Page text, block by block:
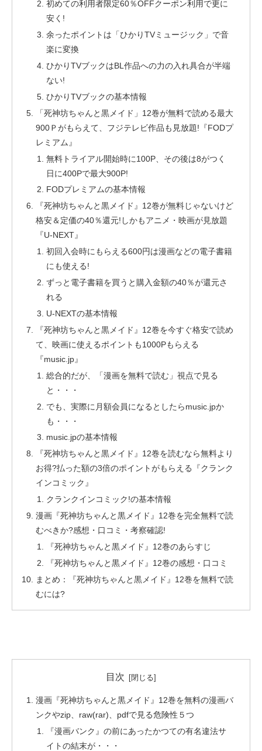
初めての利用者限定60％OFFクーポン利用で更に
安く!
余ったポイントは「ひかりTVミュージック」で音
楽に変換
ひかりTVブックはBL作品への力の入れ具合が半端
ない!
ひかりTVブックの基本情報
「死神坊ちゃんと黒メイド」12巻が無料で読める最大
900Ｐがもらえて、フジテレビ作品も見放題!『FODプ
レミアム』
無料トライアル開始時に100P、その後は8がつく
日に400Pで最大900P!
FODプレミアムの基本情報
『死神坊ちゃんと黒メイド』12巻が無料じゃないけど
格安＆定価の40％還元!しかもアニメ・映画が見放題
『U-NEXT』
初回入会時にもらえる600円は漫画などの電子書籍
にも使える!
ずっと電子書籍を買うと購入金額の40％が還元さ
れる
U-NEXTの基本情報
『死神坊ちゃんと黒メイド』12巻を今すぐ格安で読め
て、映画に使えるポイントも1000Pもらえる
『music.jp』
総合的だが、「漫画を無料で読む」視点で見る
と・・・
でも、実際に月額会員になるとしたらmusic.jpか
も・・・
music.jpの基本情報
『死神坊ちゃんと黒メイド』12巻を読むなら無料より
お得?払った額の3倍のポイントがもらえる『クランク
インコミック』
クランクインコミック!の基本情報
漫画『死神坊ちゃんと黒メイド』12巻を完全無料で読
むべきか?感想・口コミ・考察確認!
『死神坊ちゃんと黒メイド』12巻のあらすじ
『死神坊ちゃんと黒メイド』12巻の感想・口コミ
まとめ：『死神坊ちゃんと黒メイド』12巻を無料で読
むには?
目次
漫画『死神坊ちゃんと黒メイド』12巻を無料の漫画バ
ンクやzip、raw(rar)、pdfで見る危険性５つ
『漫画バンク』の前にあったかつての有名違法サ
イトの結末が・・・